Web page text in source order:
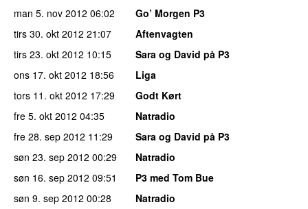
man 5. nov 2012 06:02
Go’ Morgen P3
tirs 30. okt 2012 21:07
Aftenvagten
tirs 23. okt 2012 10:15
Sara og David på P3
ons 17. okt 2012 18:56
Liga
tors 11. okt 2012 17:29
Godt Kørt
fre 5. okt 2012 04:35
Natradio
fre 28. sep 2012 11:29
Sara og David på P3
søn 23. sep 2012 00:29
Natradio
søn 16. sep 2012 09:51
P3 med Tom Bue
søn 9. sep 2012 00:28
Natradio